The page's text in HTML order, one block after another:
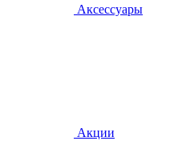
Аксессуары
Акции